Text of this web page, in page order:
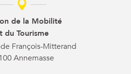
de la Mobilité
du Tourisme
François-Mitterand
Annemasse